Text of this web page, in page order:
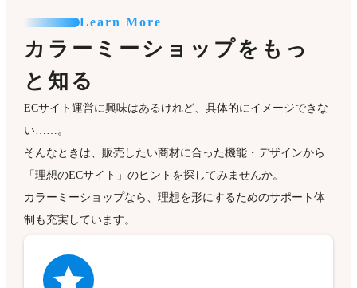
Learn More
カラーミーショップをもっ
と知る
ECサイト運営に興味はあるけれど、具体的にイメージできな
い……。
そんなときは、販売したい商材に合った機能・デザインから
「理想のECサイト」のヒントを探してみませんか。
カラーミーショップなら、理想を形にするためのサポート体
制も充実しています。